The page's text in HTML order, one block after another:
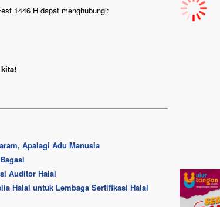
1446 H dapat menghubungi:
Apalagi Adu Manusia
Auditor Halal
Halal untuk Lembaga Sertifikasi Halal